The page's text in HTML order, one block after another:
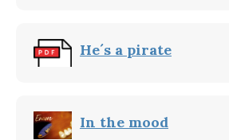
He´s a pirate
In the mood